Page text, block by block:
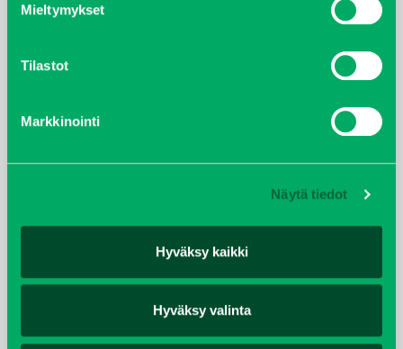
Mieltymykset
Tilastot
Markkinointi
Näytä tiedot
Hyväksy kaikki
Hyväksy valinta
kesäkuu 2021
tammikuu 2021
elokuu 2018
tammikuu 2018